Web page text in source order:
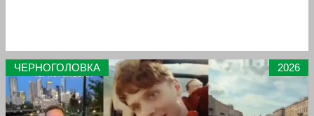
ЧЕРНОГОЛОВКА 2026